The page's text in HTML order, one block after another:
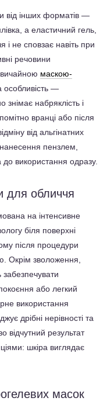
від інших форматів —
а еластичний гель,
не сповзає навіть при
речовини
маскою-
особливість —
набряклість і
вранці або після
від альгінатних
пензлем,
до використання одразу.
для обличчя
на інтенсивне
біля поверхні
після процедури
Окрім зволоження,
забезпечувати
або легкий
використання
дрібні нерівності та
відчутний результат
шкіра виглядає
масок